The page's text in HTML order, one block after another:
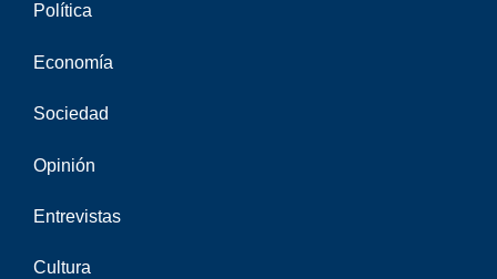
Política
Economía
Sociedad
Opinión
Entrevistas
Cultura